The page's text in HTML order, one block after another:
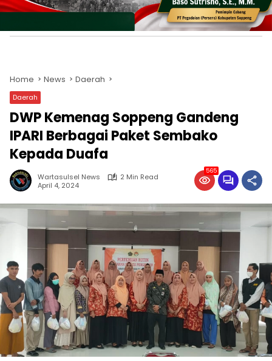
Daerah
DWP Kemenag Soppeng Gandeng
Wartasulsel News
April 4, 2024
Wartasulselnews.com – Dharma Wanita
Persatuan (DWP) Kantor Kementerian Agama
Kabupaten Soppeng melaksanakan kegiatan di
bulan Ramadhan dengan berbagi berkah ke kaum
dhuafa, Rabu (3/4/2024).